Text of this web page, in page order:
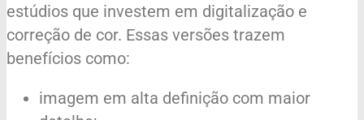
estúdios que investem em digitalização e
correção de cor. Essas versões trazem
benefícios como:
imagem em alta definição com maior